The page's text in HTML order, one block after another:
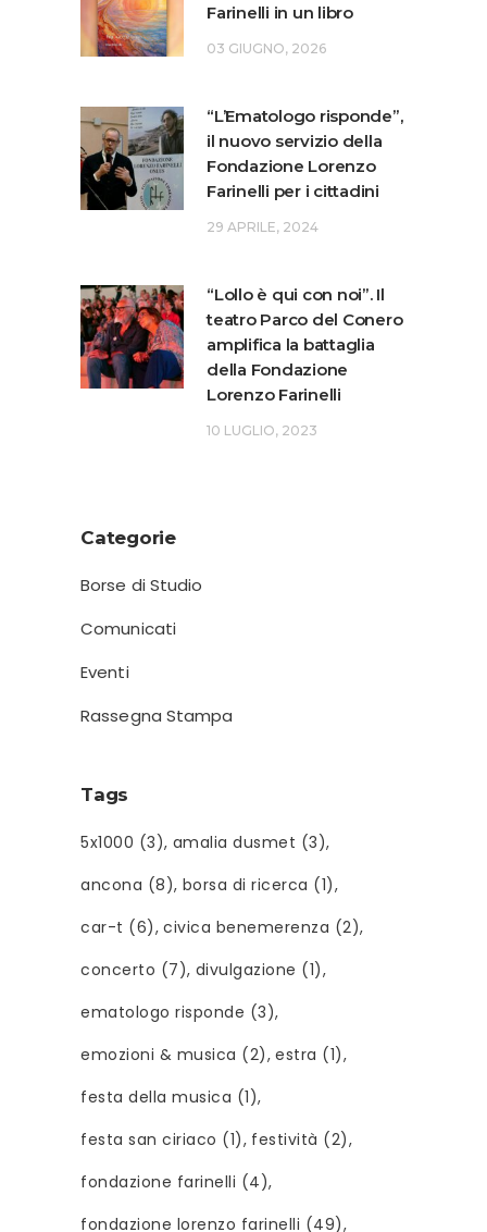
Farinelli in un libro
03 GIUGNO, 2026
“L’Ematologo risponde”,
il nuovo servizio della
Fondazione Lorenzo
Farinelli per i cittadini
29 APRILE, 2024
“Lollo è qui con noi”. Il
teatro Parco del Conero
amplifica la battaglia
della Fondazione
Lorenzo Farinelli
10 LUGLIO, 2023
Categorie
Borse di Studio
Comunicati
Eventi
Rassegna Stampa
Tags
5x1000 (3) amalia dusmet (3)
ancona (8) borsa di ricerca (1)
car-t (6) civica benemerenza (2)
concerto (7) divulgazione (1)
ematologo risponde (3)
emozioni & musica (2) estra (1)
festa della musica (1)
festa san ciriaco (1) festività (2)
fondazione farinelli (4)
fondazione lorenzo farinelli (49)